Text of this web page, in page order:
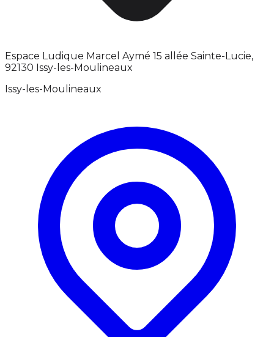
Espace Ludique Marcel Aymé 15 allée Sainte-Lucie,
92130 Issy-les-Moulineaux
Issy-les-Moulineaux